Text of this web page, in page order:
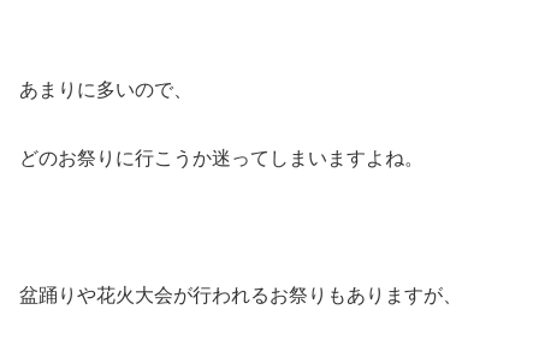
あまりに多いので、
どのお祭りに行こうか迷ってしまいますよね。
盆踊りや花火大会が行われるお祭りもありますが、